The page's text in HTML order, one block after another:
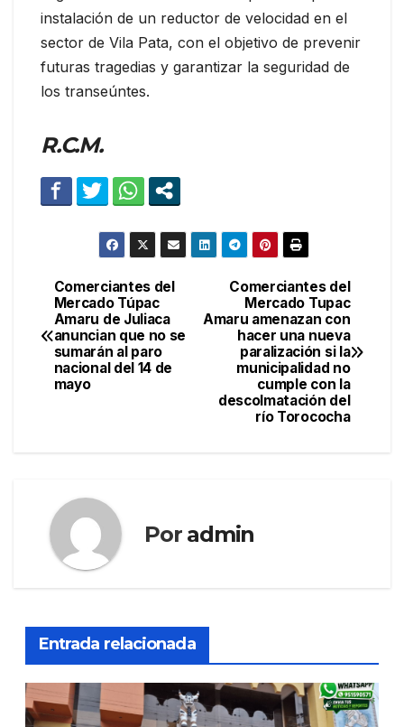
instalación de un reductor de velocidad en el
sector de Vila Pata, con el objetivo de prevenir
futuras tragedias y garantizar la seguridad de
los transeúntes.
R.C.M.
Navegación
de
entradas
Comerciantes del
Mercado Tupac
Amaru amenazan con
hacer una nueva
paralización si la
municipalidad no
cumple con la
descolmatación del
río Torococha
Comerciantes del
Mercado Túpac
Amaru de Juliaca
anuncian que no se
sumarán al paro
nacional del 14 de
mayo
Por admin
Entrada relacionada